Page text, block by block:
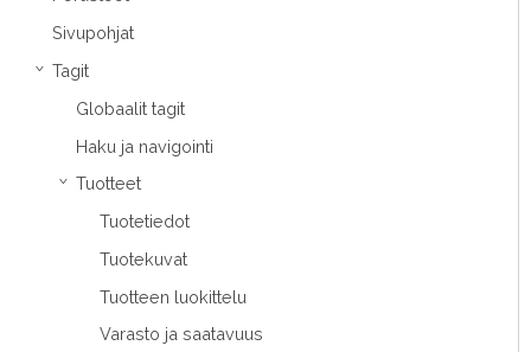
Sivupohjat
› Tagit
Globaalit tagit
Haku ja navigointi
› Tuotteet
Tuotetiedot
Tuotekuvat
Tuotteen luokittelu
Varasto ja saatavuus